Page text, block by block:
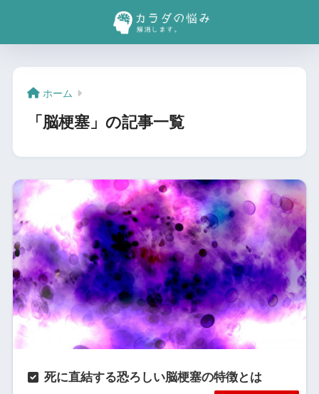
ホーム
「脳梗塞」の記事一覧
死に直結する恐ろしい脳梗塞の特徴とは